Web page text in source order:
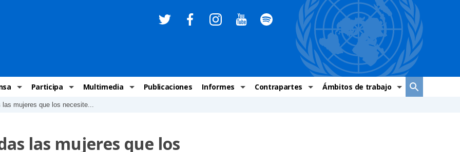
Humanos
Comunicados Nacionales
Participa
Invitaciones
Multimedia
Infografías
Vídeos
Publicaciones Informes Contrapartes Ámbitos de trabajo
mujeres que los necesite...
las mujeres que los